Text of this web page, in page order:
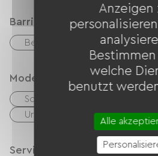
Barrierefreiheit
Behindertengerechte Toiletten
Modes de paiement
Schecks
Urlaubsgutscheine (ANCV)
Services
Anzeigen
Bestimmen
welche
benutzt
Alle